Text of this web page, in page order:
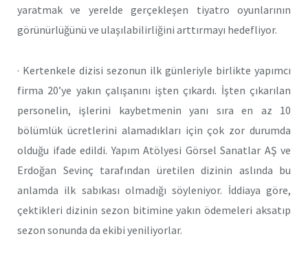
yaratmak ve yerelde gerçekleşen tiyatro oyunlarının
görünürlüğünü ve ulaşılabilirliğini arttırmayı hedefliyor.
· Kertenkele dizisi sezonun ilk günleriyle birlikte yapımcı
firma 20’ye yakın çalışanını işten çıkardı. İşten çıkarılan
personelin, işlerini kaybetmenin yanı sıra en az 10
bölümlük ücretlerini alamadıkları için çok zor durumda
olduğu ifade edildi. Yapım Atölyesi Görsel Sanatlar AŞ ve
Erdoğan Sevinç tarafından üretilen dizinin aslında bu
anlamda ilk sabıkası olmadığı söyleniyor. İddiaya göre,
çektikleri dizinin sezon bitimine yakın ödemeleri aksatıp
sezon sonunda da ekibi yeniliyorlar.